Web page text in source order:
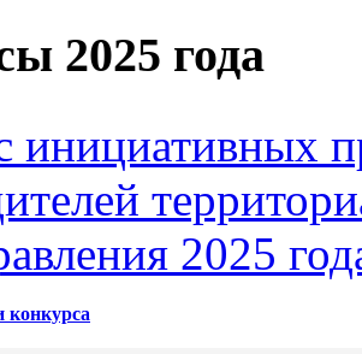
2025 года
инициативных
2025
конкурса